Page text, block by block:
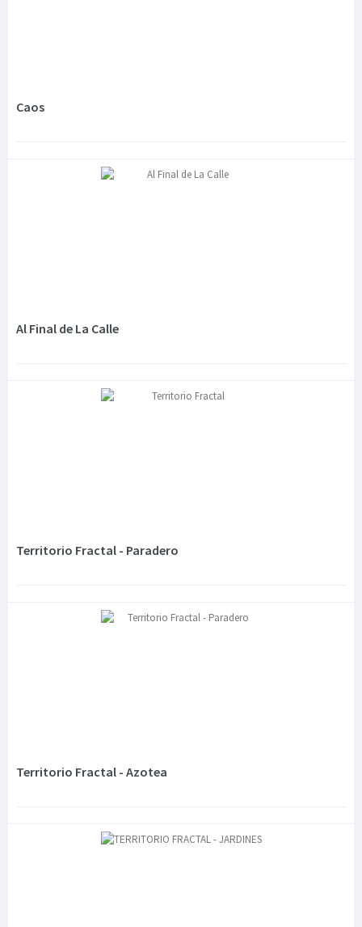
Caos
Al Final de La Calle
Territorio Fractal - Paradero
Territorio Fractal - Azotea